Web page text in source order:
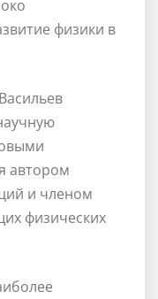
физики в
автором
и членом
физических